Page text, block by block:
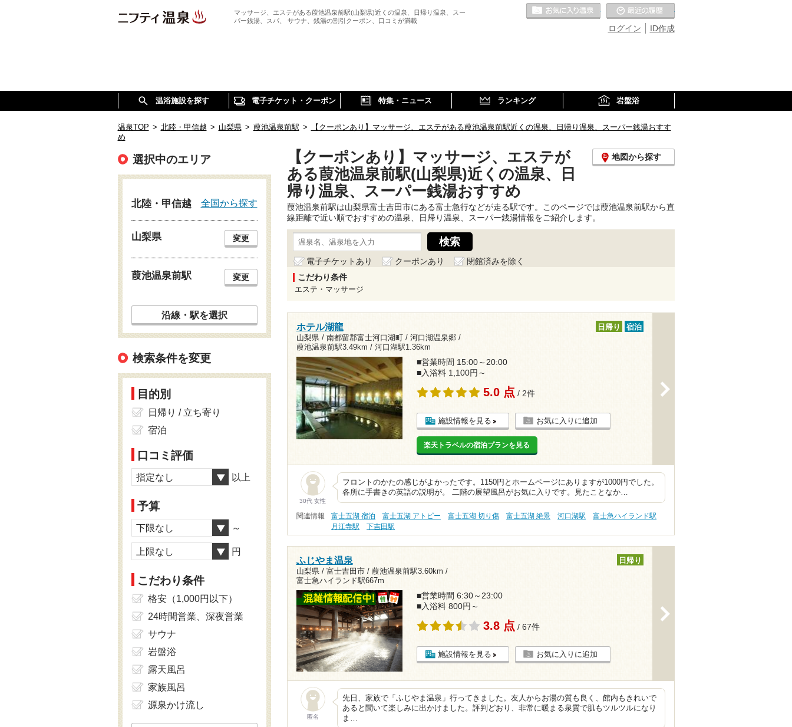
マッサージ、エステがある葭池温泉前駅(山梨県)近くの温泉、日帰り温泉、スー
パー銭湯、スパ、 サウナ、銭湯の割引クーポン、口コミが満載
ID作成
ログイン
お気に入りの温泉
温浴施設を探す 電子チケット・クーポン 特集・ニュース ランキング 岩盤浴
温泉TOP > 北陸・甲信越 > 山梨県 > 葭池温泉前駅 >
【クーポンあり】マッサージ、エステがある葭池温泉前駅近くの温泉、日帰り温泉、スーパー銭湯おすす
め
【クーポンあり】マッサージ、エステが
ある葭池温泉前駅(山梨県)近くの温泉、日
帰り温泉、スーパー銭湯おすすめ
地図から探す
葭池温泉前駅は山梨県富士吉田市にある富士急行などが走る駅です。このページでは葭池温泉前駅から直
線距離で近い順でおすすめの温泉、日帰り温泉、スーパー銭湯情報をご紹介します。
電子チケットあり クーポンあり
閉館済みを除く
こだわり条件
エステ・マッサージ
ホテル湖龍
山梨県 / 南都留郡富士河口湖町 / 河口湖温泉郷 /
葭池温泉前駅3.49km / 河口湖駅1.36km
日帰り 宿泊
■営業時間 15:00～20:00
■入浴料 1,100円～
5.0 点 / 2件
施設情報を見る お気に入りに追加
楽天トラベルの宿泊プランを見る
30代 女性
フロントのかたの感じがよかったです。1150円とホームページにありますが1000円でした。
各所に手書きの英語の説明が。 二階の展望風呂がお気に入りです。見たことなか…
関連情報 富士五湖 宿泊 富士五湖 アトピー 富士五湖 切り傷 富士五湖 絶景 河口湖駅
富士急ハイランド駅
月江寺駅
下吉田駅
ふじやま温泉
山梨県 / 富士吉田市 / 葭池温泉前駅3.60km /
富士急ハイランド駅667m
日帰り
■営業時間 6:30～23:00
■入浴料 800円～
3.8 点 / 67件
施設情報を見る お気に入りに追加
匿名
先日、家族で「ふじやま温泉」行ってきました。友人からお湯の質も良く、館内もきれいで
あると聞いて楽しみに出かけました。評判どおり、非常に暖まる泉質で肌もツルツルになり
ま…
選択中のエリア
北陸・甲信越 全国から探す
山梨県 変更
葭池温泉前駅 変更
沿線・駅を選択
検索条件を変更
目的別
日帰り / 立ち寄り
宿泊
口コミ評価
指定なし 以上
予算
下限なし ～
上限なし 円
こだわり条件
格安（1,000円以下）
24時間営業、深夜営業
サウナ
岩盤浴
露天風呂
家族風呂
源泉かけ流し